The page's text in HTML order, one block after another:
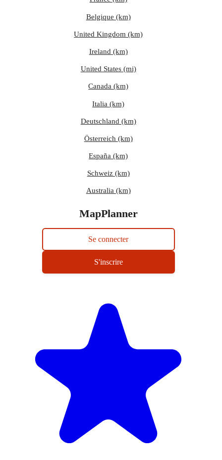
Belgique (km)
United Kingdom (km)
Ireland (km)
United States (mi)
Canada (km)
Italia (km)
Deutschland (km)
Österreich (km)
España (km)
Schweiz (km)
Australia (km)
MapPlanner
Se connecter
S'inscrire